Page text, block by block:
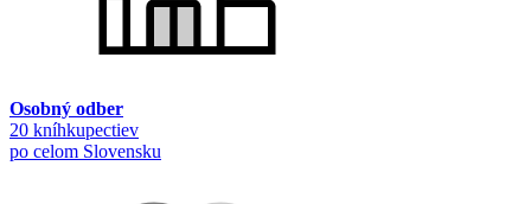
Osobný odber
20 kníhkupectiev
po celom Slovensku